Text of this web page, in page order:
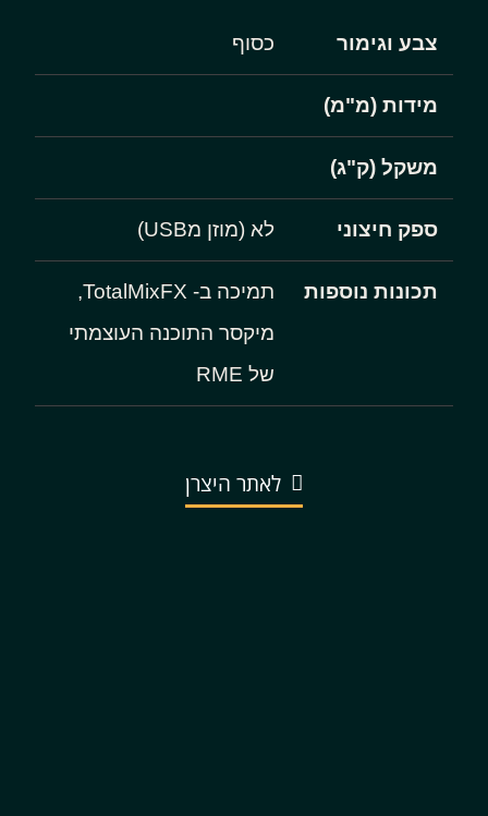
צבע וגימור כסוף
מידות (מ"מ)
משקל (ק"ג)
ספק חיצוני לא (מוזן מUSB)
תכונות נוספות
תמיכה ב- TotalMixFX,
מיקסר התוכנה העוצמתי
של RME
לאתר היצרן